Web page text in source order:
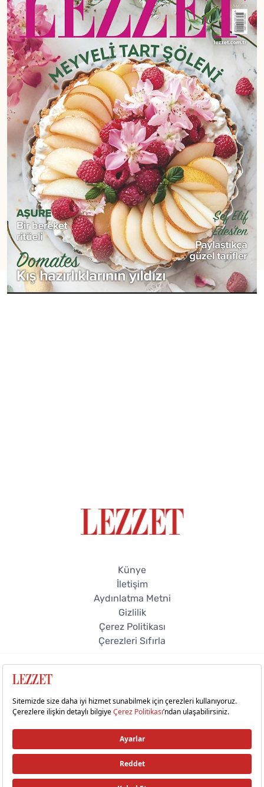
Künye
İletişim
Aydınlatma Metni
Gizlilik
Çerez Politikası
Çerezleri Sıfırla
© 2026 Lezzet Online. Tüm hakları saklıdır.